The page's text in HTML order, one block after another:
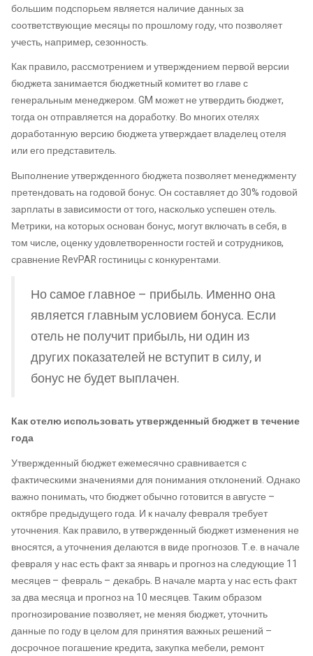
большим подспорьем является наличие данных за
соответствующие месяцы по прошлому году, что позволяет
учесть, например, сезонность.
Как правило, рассмотрением и утверждением первой версии
бюджета занимается бюджетный комитет во главе с
генеральным менеджером. GM может не утвердить бюджет,
тогда он отправляется на доработку. Во многих отелях
доработанную версию бюджета утверждает владелец отеля
или его представитель.
Выполнение утвержденного бюджета позволяет менеджменту
претендовать на годовой бонус. Он составляет до 30% годовой
зарплаты в зависимости от того, насколько успешен отель.
Метрики, на которых основан бонус, могут включать в себя, в
том числе, оценку удовлетворенности гостей и сотрудников,
сравнение RevPAR гостиницы с конкурентами.
Но самое главное – прибыль. Именно она
является главным условием бонуса. Если
отель не получит прибыль, ни один из
других показателей не вступит в силу, и
бонус не будет выплачен.
Как отелю использовать утвержденный бюджет в течение
года
Утвержденный бюджет ежемесячно сравнивается с
фактическими значениями для понимания отклонений. Однако
важно понимать, что бюджет обычно готовится в августе –
октябре предыдущего года. И к началу февраля требует
уточнения. Как правило, в утвержденный бюджет изменения не
вносятся, а уточнения делаются в виде прогнозов. Т.е. в начале
февраля у нас есть факт за январь и прогноз на следующие 11
месяцев – февраль – декабрь. В начале марта у нас есть факт
за два месяца и прогноз на 10 месяцев. Таким образом
прогнозирование позволяет, не меняя бюджет, уточнить
данные по году в целом для принятия важных решений –
досрочное погашение кредита, закупка мебели, ремонт